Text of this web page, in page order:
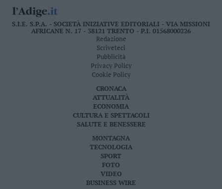
S.I.E. S.P.A. - SOCIETÀ INIZIATIVE EDITORIALI - VIA MISSIONI
AFRICANE N. 17 - 38121 TRENTO - P.I. 01568000226
Redazione
Scriveteci
Pubblicità
Privacy Policy
Cookie Policy
CRONACA
ATTUALITÀ
ECONOMIA
CULTURA E SPETTACOLI
SALUTE E BENESSERE
MONTAGNA
TECNOLOGIA
SPORT
FOTO
VIDEO
BUSINESS WIRE